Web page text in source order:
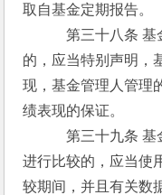
取自基金定期报告。
第三十八条 基金
的，应当特别声明，
现，基金管理人管理
绩表现的保证。
第三十九条 基金
进行比较的，应当使
较期间，并且有关数